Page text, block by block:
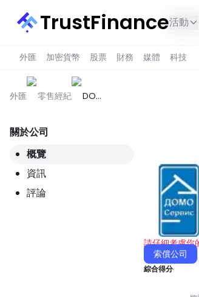
TrustFinance活動
外匯 加密貨幣 股票 財務 媒體 科技
外匯 零售經紀
DOMO
關於公司
概覽
資訊
評論
請仔細考慮你
索償公司
綜合得分